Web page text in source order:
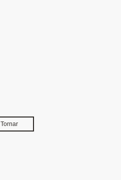
Tornar